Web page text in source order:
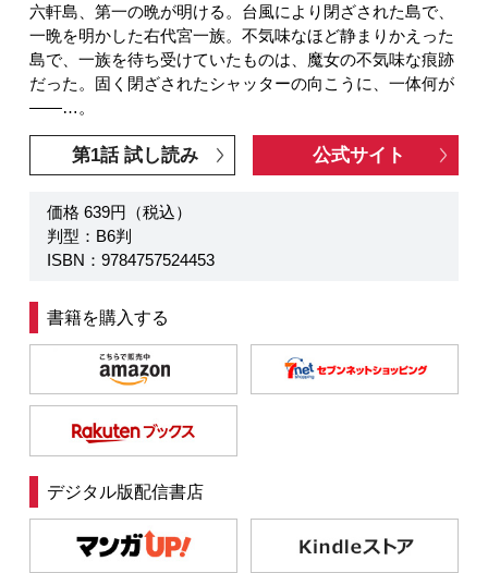
六軒島、第一の晩が明ける。台風により閉ざされた島で、
一晩を明かした右代宮一族。不気味なほど静まりかえった
島で、一族を待ち受けていたものは、魔女の不気味な痕跡
だった。固く閉ざされたシャッターの向こうに、一体何が
――…。
第1話 試し読み 公式サイト
価格 639円（税込）
判型：B6判
ISBN：9784757524453
書籍を購入する
デジタル版配信書店